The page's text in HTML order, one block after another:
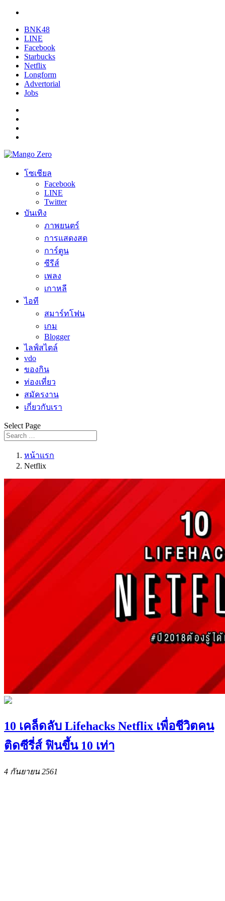
BNK48
LINE
Facebook
Starbucks
Netflix
Longform
Advertorial
Jobs
โซเชียล
Facebook
LINE
Twitter
บันเทิง
ภาพยนตร์
การแสดงสด
การ์ตูน
ซีรีส์
เพลง
เกาหลี
ไอที
สมาร์ทโฟน
เกม
Blogger
ไลฟ์สไตล์
vdo
ของกิน
ท่องเที่ยว
สมัครงาน
เกี่ยวกับเรา
Select Page
หน้าแรก
Netflix
10 เคล็ดลับ Lifehacks Netflix เพื่อชีวิตคน
ติดซีรี่ส์ ฟินขึ้น 10 เท่า
4 กันยายน 2561